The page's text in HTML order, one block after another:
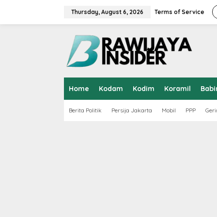
Thursday, August 6, 2026 Terms of Service
Home Kodam Kodim Koramil
Berita Politik Persija Jakarta Mobil PPP